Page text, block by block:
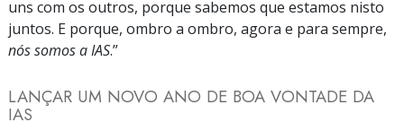
uns com os outros, porque sabemos que estamos nisto
juntos. E porque, ombro a ombro, agora e para sempre,
nós somos a IAS.”
LANÇAR UM NOVO ANO DE BOA VONTADE DA
IAS